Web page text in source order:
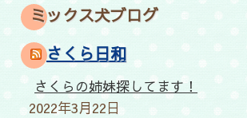
ミックス犬ブログ
さくら日和
さくらの姉妹探してます！
2022年3月22日